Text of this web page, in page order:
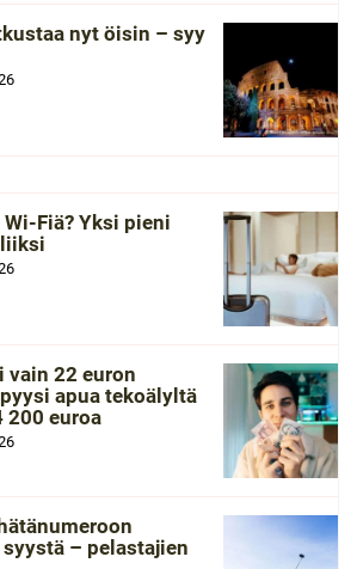
nyt öisin – syy
Fiä? Yksi pieni
vain 22 euron
apua tekoälyltä
200 euroa
– pelastajien